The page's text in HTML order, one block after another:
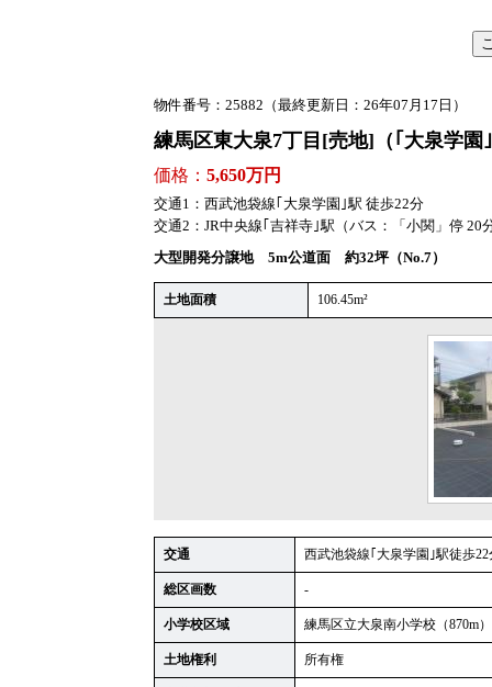
物件番号：25882 （最終更新日：26年07月17日）
練馬区東大泉7丁目 [売地] （｢大泉学
価格： 5,650万円
交通1： 西武池袋線｢大泉学園｣駅 徒歩22分
交通2： JR中央線｢吉祥寺｣駅（バス：「小関」停 20
大型開発分譲地 5m公道面 約32坪（No.7）
土地面積 106.45m²
交通 西武池袋線｢大泉学園｣駅徒歩22
総区画数 -
小学校区域 練馬区立大泉南小学校（870m）
土地権利 所有権